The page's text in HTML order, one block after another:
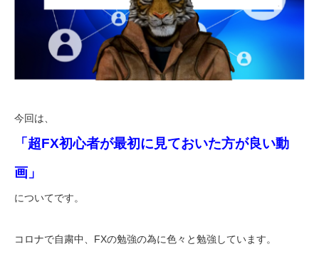
今回は、
「超FX初心者が最初に見ておいた方が良い動
画」
についてです。
コロナで自粛中、FXの勉強の為に色々と勉強しています。